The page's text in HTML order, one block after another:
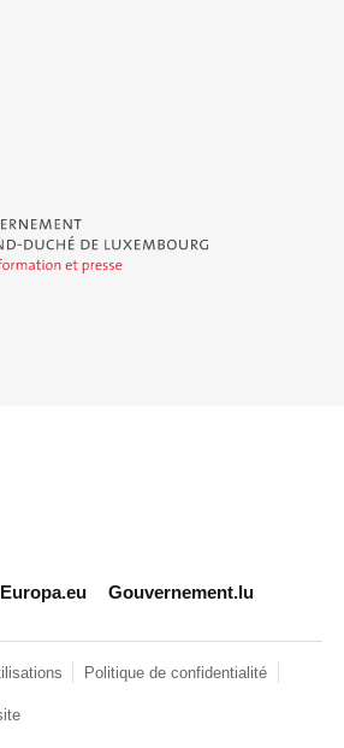
Duché de Luxembourg - Service
data.public.lu
Gouvernement.lu
Politique de confidentialité